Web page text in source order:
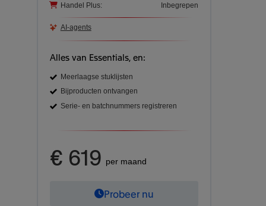
Handel Plus:
Inbegrepen
AI-agents
Alles van Essentials, en:
Meerlaagse stuklijsten
Bijproducten ontvangen
Serie- en batchnummers registreren
€ 619 per maand
Probeer nu